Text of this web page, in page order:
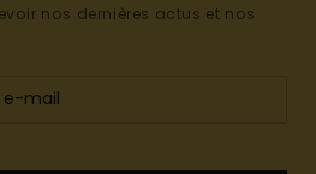
nos dernières actus et nos